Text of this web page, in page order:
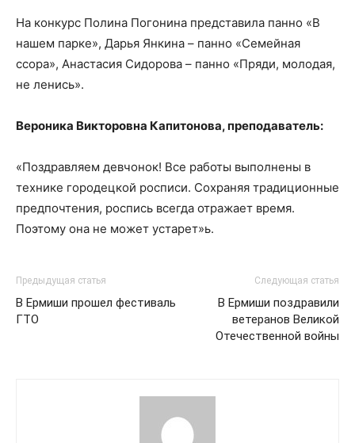
На конкурс Полина Погонина представила панно «В
нашем парке», Дарья Янкина – панно «Семейная
ссора», Анастасия Сидорова – панно «Пряди, молодая,
не ленись».
Вероника Викторовна Капитонова, преподаватель:
«Поздравляем девчонок! Все работы выполнены в
технике городецкой росписи. Сохраняя традиционные
предпочтения, роспись всегда отражает время.
Поэтому она не может устарет»ь.
Предыдущая статья
В Ермиши прошел фестиваль
ГТО
Следующая статья
В Ермиши поздравили
ветеранов Великой
Отечественной войны